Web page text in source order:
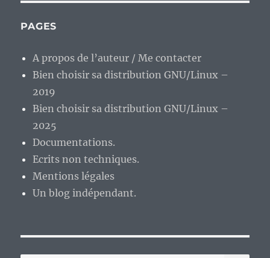
PAGES
A propos de l’auteur / Me contacter
Bien choisir sa distribution GNU/Linux –
2019
Bien choisir sa distribution GNU/Linux –
2025
Documentations.
Ecrits non techniques.
Mentions légales
Un blog indépendant.